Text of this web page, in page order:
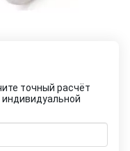
точный расчёт